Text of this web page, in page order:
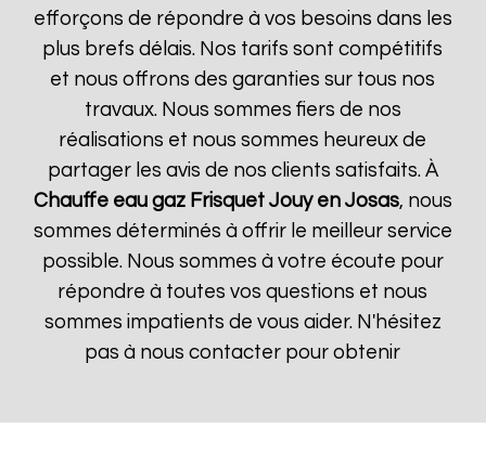
efforçons de répondre à vos besoins dans les
plus brefs délais. Nos tarifs sont compétitifs
et nous offrons des garanties sur tous nos
travaux. Nous sommes fiers de nos
réalisations et nous sommes heureux de
partager les avis de nos clients satisfaits. À
Chauffe eau gaz Frisquet Jouy en Josas, nous
sommes déterminés à offrir le meilleur service
possible. Nous sommes à votre écoute pour
répondre à toutes vos questions et nous
sommes impatients de vous aider. N'hésitez
pas à nous contacter pour obtenir